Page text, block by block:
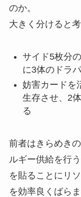
のか。
大きく分けると
サイド5枚分
に3体のドラ
妨害カードを
生存させ、2
る
前者はきらめき
ルギー供給を行
を貼ることにリ
を効率良くばら